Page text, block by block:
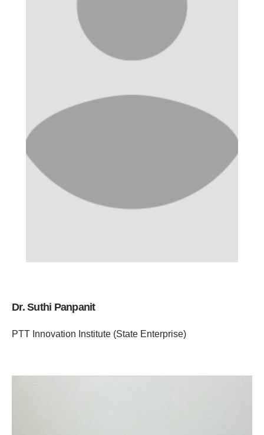
Dr. Suthi Panpanit
PTT Innovation Institute (State Enterprise)